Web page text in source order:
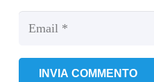
INVIA COMMENTO